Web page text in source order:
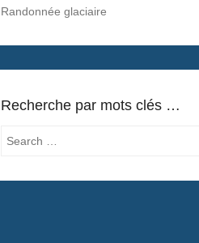
Randonnée glaciaire
Recherche par mots clés …
Search